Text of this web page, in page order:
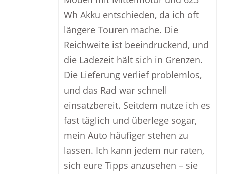
Wh Akku entschieden, da ich oft
längere Touren mache. Die
Reichweite ist beeindruckend, und
die Ladezeit hält sich in Grenzen.
Die Lieferung verlief problemlos,
und das Rad war schnell
einsatzbereit. Seitdem nutze ich es
fast täglich und überlege sogar,
mein Auto häufiger stehen zu
lassen. Ich kann jedem nur raten,
sich eure Tipps anzusehen – sie